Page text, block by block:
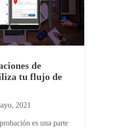
de
tu flujo de
2021
es una parte